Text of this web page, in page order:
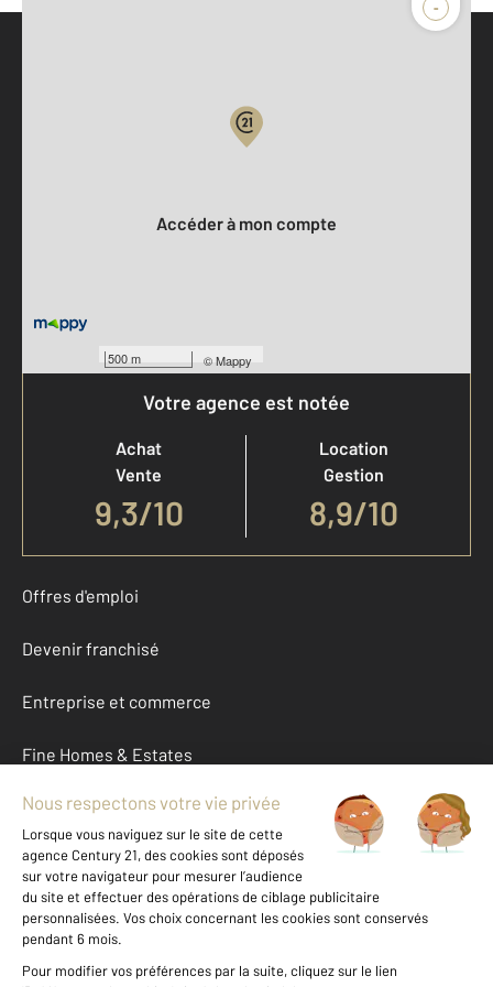
-
500 m ©Mappy
Accéder à mon compte
Votre agence est notée
Achat
Vente
9,3/10
Location
Gestion
8,9/10
Offres d'emploi
Devenir franchisé
Entreprise et commerce
Fine Homes & Estates
À propos
International
Nous contacter